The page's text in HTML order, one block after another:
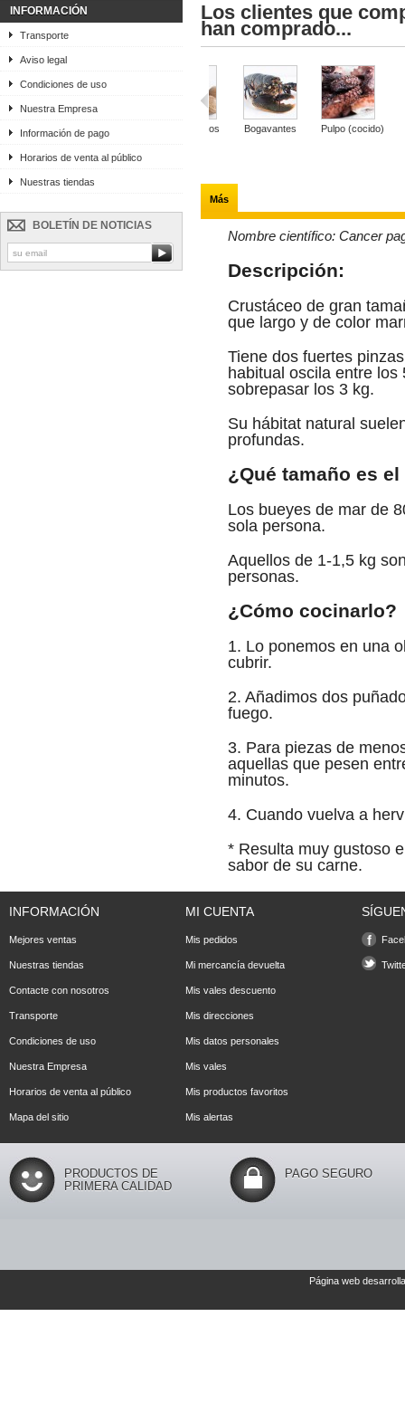
INFORMACIÓN
Transporte
Aviso legal
Condiciones de uso
Nuestra Empresa
Información de pago
Horarios de venta al público
Nuestras tiendas
BOLETÍN DE NOTICIAS
Los clientes que
han comprado...
Berberechos Bogavantes Pulpo (cocido)
Más
Nombre científico: Cancer
Descripción:
Crustáceo de gran
que largo y de color
Tiene dos fuertes
habitual oscila entre
sobrepasar los 3 kg.
Su hábitat natural
profundas.
¿Qué tamaño es
Los bueyes de mar de
sola persona.
Aquellos de 1-1,5 kg
personas.
¿Cómo cocinarlo?
1. Lo ponemos en una
cubrir.
2. Añadimos dos
fuego.
3. Para piezas de
aquellas que pesen
minutos.
4. Cuando vuelva a
* Resulta muy gustoso
sabor de su carne.
INFORMACIÓN
Mejores ventas
Nuestras tiendas
Contacte con nosotros
Transporte
Condiciones de uso
Nuestra Empresa
Horarios de venta al público
Mapa del sitio
MI CUENTA
Mis pedidos
Mi mercancía devuelta
Mis vales descuento
Mis direcciones
Mis datos personales
Mis vales
Mis productos favoritos
Mis alertas
PRODUCTOS DE
PRIMERA CALIDAD
PAGO SEGURO
Página web